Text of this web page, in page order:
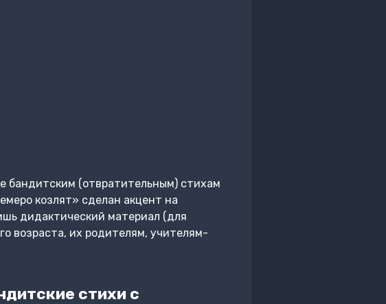
бандитским (отвратительным) стихам
козлят» сделан акцент на
дидактический материал (для
возраста, их родителям, учителям-
стихи с